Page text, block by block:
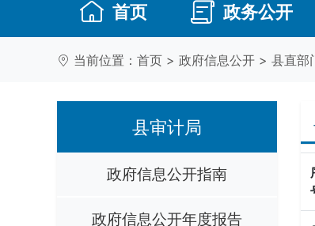
首页 政务公开
当前位置： 首页 > 政府信息公开 > 县直部
县审计局
政府信息公开指南
政府信息公开年度报告